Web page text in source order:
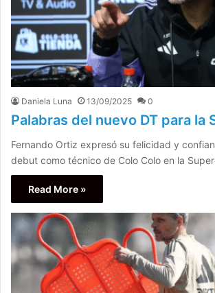
Daniela Luna 13/09/2025 0
Palabras del nuevo DT para la
Fernando Ortiz expresó su felicidad y
debut como técnico de Colo Colo en la
Read More »